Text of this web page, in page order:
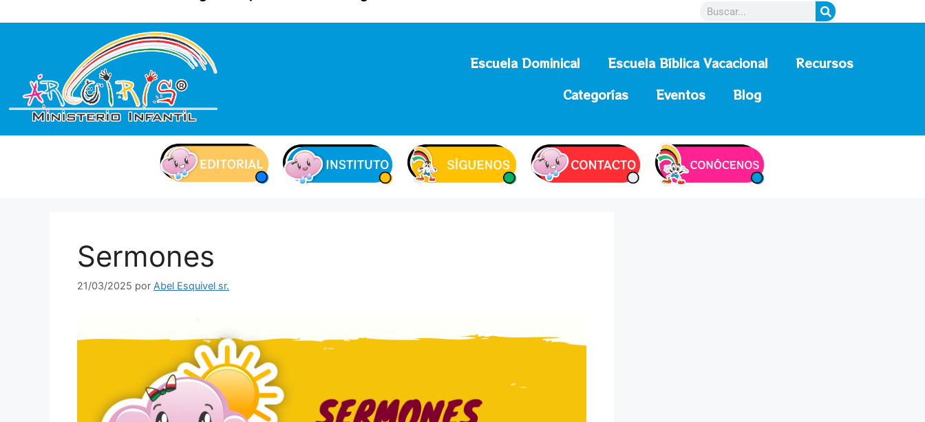
Escuela Dominical Escuela Bíblica Vacacional
Recursos
Categorías
Eventos Blog
Sermones
21/03/2025 por Abel Esquivel sr.